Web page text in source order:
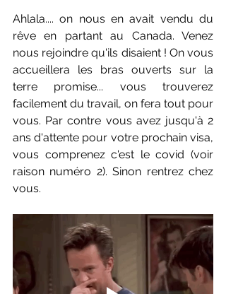
Ahlala.... on nous en avait vendu du
rêve en partant au Canada. Venez
nous rejoindre qu'ils disaient ! On vous
accueillera les bras ouverts sur la
terre promise... vous trouverez
facilement du travail, on fera tout pour
vous. Par contre vous avez jusqu'à 2
ans d'attente pour votre prochain visa,
vous comprenez c'est le covid (voir
raison numéro 2). Sinon rentrez chez
vous.